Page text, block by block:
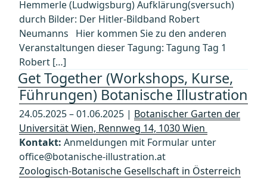
Hemmerle (Ludwigsburg) Aufklärung(sversuch)
durch Bilder: Der Hitler-Bildband Robert
Neumanns Hier kommen Sie zu den anderen
Veranstaltungen dieser Tagung: Tagung Tag 1
Robert […]
Get Together (Workshops, Kurse,
Führungen) Botanische Illustration
24.05.2025 – 01.06.2025 | Botanischer Garten der
Universität Wien, Rennweg 14, 1030 Wien
Kontakt: Anmeldungen mit Formular unter
office@botanische-illustration.at
Zoologisch-Botanische Gesellschaft in Österreich